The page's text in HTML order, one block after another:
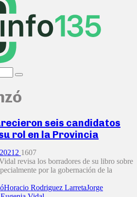
Search
seis candidatos
rol en la Provincia
2 1607
revisa los borradores de su libro sobre
por la gobernación de la
Horacio Rodriguez LarretaJorge